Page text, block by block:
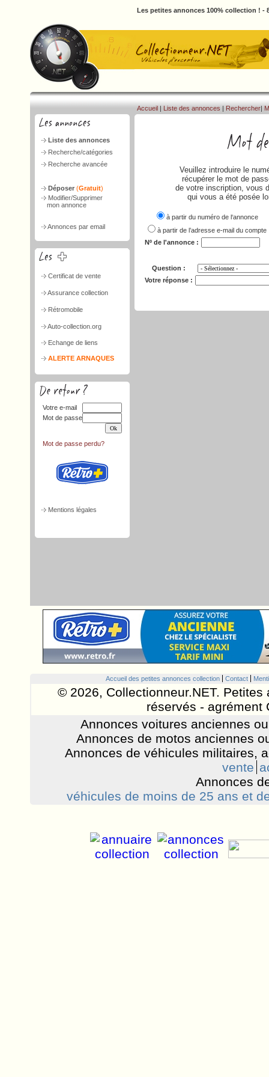
Les petites annonces 100% collection ! -
Liste des annonces
Recherche/catégories
Recherche avancée
Déposer (Gratuit)
Modifier/Supprimer
mon annonce
Annonces par email
Certificat de vente
Assurance collection
Rétromobile
Auto-collection.org
Echange de liens
ALERTE ARNAQUES
Votre e-mail
Mot de passe
Mot de passe perdu?
Mentions légales
Accueil | Liste des annonces | Rechercher|
Veuillez introduire le
récupérer le mot de
de votre inscription, vous
qui vous a été posée
à partir du numéro de l‘annonce
à partir de l’adresse e-mail du compte
Nº de l'annonce :
Question :
Votre réponse :
Accueil des petites annonces collection Contact
© 2026, Collectionneur.NET.
réservés - agrément
Annonces voitures anciennes
Annonces de motos anciennes
Annonces de véhicules militaires,
vente
Annonces
véhicules de moins de 25 ans et